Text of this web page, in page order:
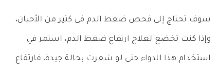
سوف تحتاج إلى فحص ضغط الدم في كثير من الأحيان،
وإذا كنت تخضع لعلاج ارتفاع ضغط الدم، استمر في
استخدام هذا الدواء حتى لو شعرت بحالة جيدة، فارتفاع